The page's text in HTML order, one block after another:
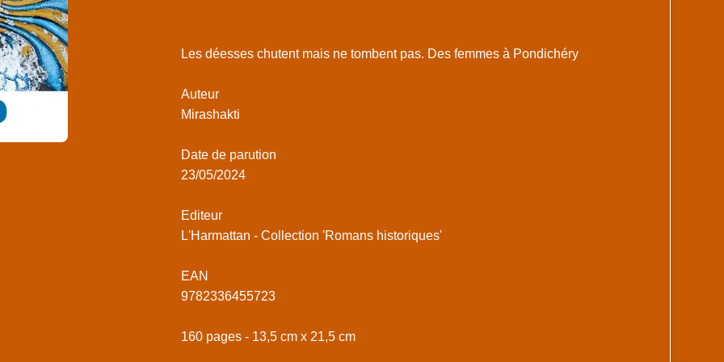
Les déesses chutent mais ne tombent pas. Des femmes à Pondichéry
Auteur
Mirashakti
Date de parution
23/05/2024
Editeur
L'Harmattan - Collection 'Romans historiques'
EAN
9782336455723
160 pages - 13,5 cm x 21,5 cm